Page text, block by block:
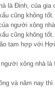
là Đinh, của gia
cũng không tốt.
người xông
cũng không tốt.
tam hợp với
xông nhà là
và năm nay thì